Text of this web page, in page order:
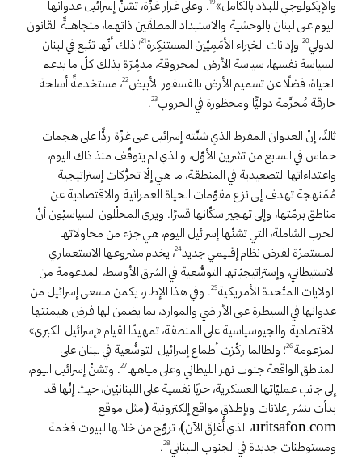
والإيكولوجي للبلاد بالكامل» . وعلى غرار غزّة، تشنّ إسرائيل عدوانها
اليوم على لبنان بالوحشية والاستبداد المطلقَين ذاتهما، متجاهلةً القانون
الدولي20 وإدانات الخبراء الأمَمِيّين المستنكِرة21؛ ذلك أنّها تتّبع في لبنان
السياسة نفسها، سياسة الأرض المحروقة، مدمِّرَة بذلك كلّ ما يدعم
الحياة، فضلًا عن تسميم الأرض بالفسفور الأبيض22، مستخدمةً أسلحة
حارقة مُحرَّمة دوليًّا ومحظورة في الحروب23
.
ثالثًا، إنّ العدوان المفرط الذي شنَّته إسرائيل على غزّة ردًّا على هجمات
حماس في السابع من تشرين الأوّل، والذي لم يتوقّف منذ ذاك اليوم،
واعتداءاتها التصعيدية في المنطقة، ما هي إلّا تحرُّكات إستراتيجية
مُمَنهجة تهدف إلى نزع مقوّمات الحياة العمرانية والاقتصادية عن
مناطق برمّتها، وإلى تهجير سكّانها قسرًا. ويرى المحلّلون السياسيّون أنّ
الحرب الشاملة، التي تشنّها إسرائيل اليوم، هي جزء من محاولاتها
المستمرّة لفرض نظام إقليمي جديد24، يخدم مشروعها الاستعماري
الاستيطاني، وإستراتيجيّاتها التوسُّعية في الشرق الأوسط، المدعومة من
الولايات المتّحدة الأمريكية25. وفي هذا الإطار، يكمن مسعى إسرائيل من
عدوانها في السيطرة على الأراضي والموارد، بما يضمن لها فرض هيمنتها
الاقتصادية والجيوسياسية على المنطقة، تمهيدًا لقيام «إسرائيل الكبرى»
المزعومة26؛ ولطالما ركّزت أطماع إسرائيل التوسُّعية في لبنان على
المناطق الواقعة جنوب نهر الليطاني وعلى مياهها27. وتشنّ إسرائيل اليوم،
إلى جانب عمليّاتها العسكرية، حربًا نفسية على اللبنانيّين، حيث إنّها قد
بدأت بنشر إعلانات وبإطلاق مواقع إلكترونية (مثل موقع
uritsafon.com، الذي أُغلِقَ الآن)، تروّج من خلالها لبيوت فخمة
ومستوطنات جديدة في الجنوب اللبناني28
.